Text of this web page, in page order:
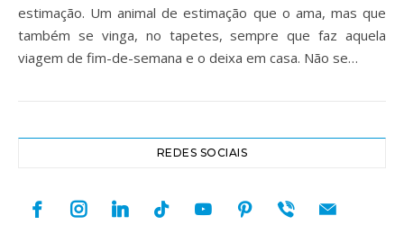
estimação. Um animal de estimação que o ama, mas que
também se vinga, no tapetes, sempre que faz aquela
viagem de fim-de-semana e o deixa em casa. Não se…
REDES SOCIAIS
facebookinstagramlinkedintiktok youtubepinterest
viber mail